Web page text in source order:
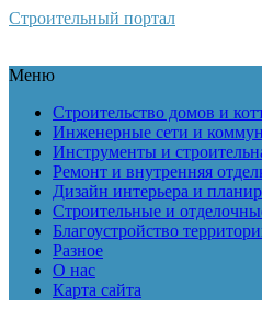
Строительный портал
Меню
Строительство домов и
Инженерные сети и
Инструменты и
Ремонт и внутренняя
Дизайн интерьера и
Строительные и
Благоустройство
Разное
О нас
Карта сайта